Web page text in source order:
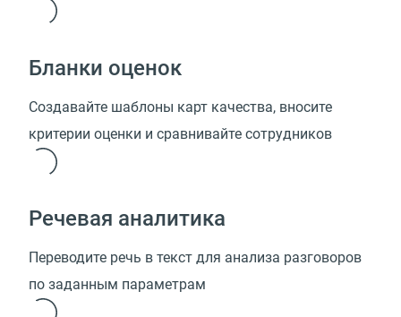
Бланки оценок
Создавайте шаблоны карт качества, вносите
критерии оценки и сравнивайте сотрудников
Речевая аналитика
Переводите речь в текст для анализа разговоров
по заданным параметрам